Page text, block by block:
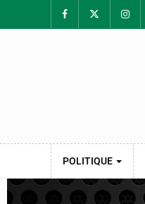
POLITIQUE